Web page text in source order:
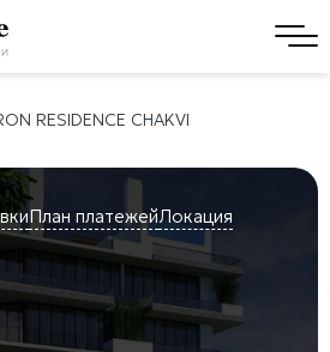
RESIDENCE CHAKVI
План платежейЛокация